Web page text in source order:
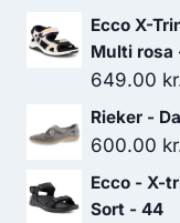
Ecco X-
Multi rosa
649.00
Rieker -
600.00
Ecco - X-
Sort - 44